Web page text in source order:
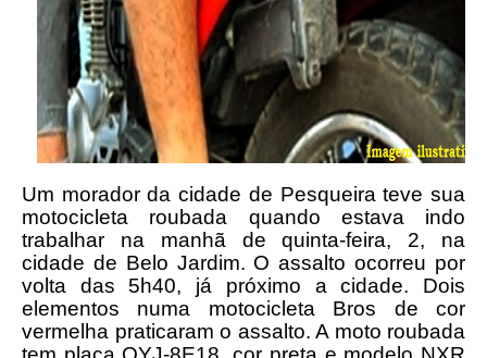
Um morador da cidade de Pesqueira teve sua
motocicleta roubada quando estava indo
trabalhar na manhã de quinta-feira, 2, na
cidade de Belo Jardim. O assalto ocorreu por
volta das 5h40, já próximo a cidade. Dois
elementos numa motocicleta Bros de cor
vermelha praticaram o assalto. A moto roubada